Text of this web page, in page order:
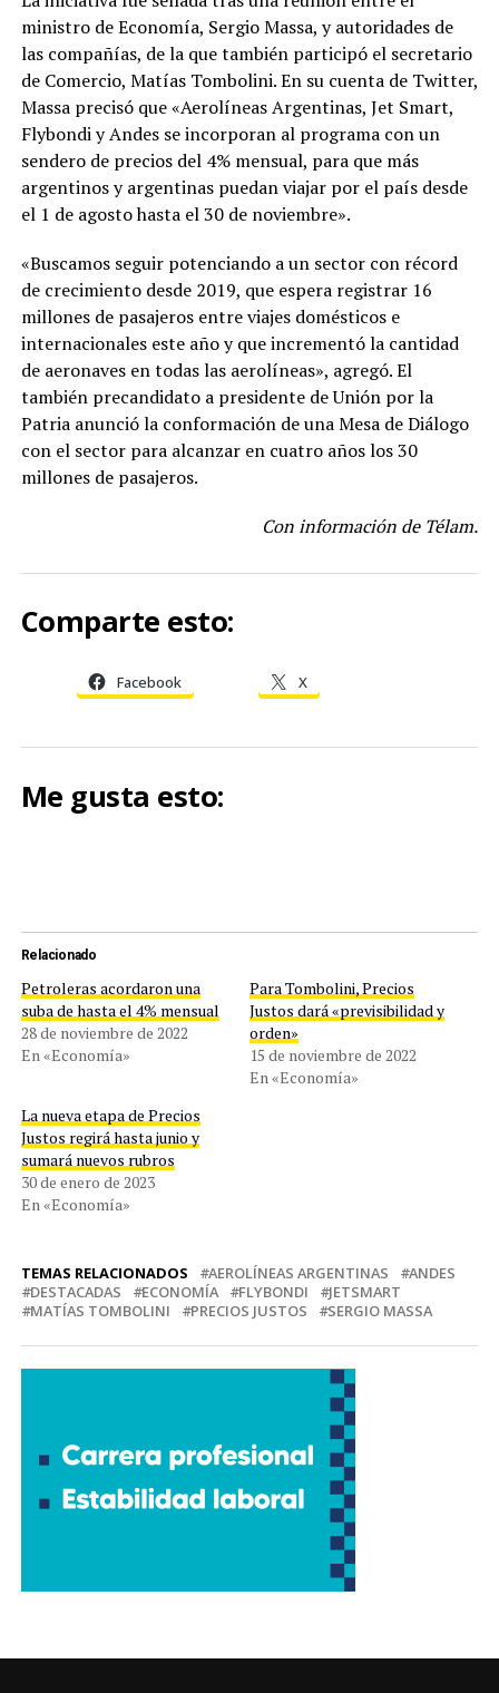
ministro de Economía, Sergio Massa, y autoridades de
las compañías, de la que también participó el secretario
de Comercio, Matías Tombolini. En su cuenta de Twitter,
Massa precisó que «Aerolíneas Argentinas, Jet Smart,
Flybondi y Andes se incorporan al programa con un
sendero de precios del 4% mensual, para que más
argentinos y argentinas puedan viajar por el país desde
el 1 de agosto hasta el 30 de noviembre».
«Buscamos seguir potenciando a un sector con récord
de crecimiento desde 2019, que espera registrar 16
millones de pasajeros entre viajes domésticos e
internacionales este año y que incrementó la cantidad
de aeronaves en todas las aerolíneas», agregó. El
también precandidato a presidente de Unión por la
Patria anunció la conformación de una Mesa de Diálogo
con el sector para alcanzar en cuatro años los 30
millones de pasajeros.
Con información de Télam.
Comparte esto:
Facebook X
Me gusta esto:
Relacionado
Petroleras acordaron una
suba de hasta el 4% mensual
28 de noviembre de 2022
En «Economía»
Para Tombolini, Precios
Justos dará «previsibilidad y
orden»
15 de noviembre de 2022
En «Economía»
La nueva etapa de Precios
Justos regirá hasta junio y
sumará nuevos rubros
30 de enero de 2023
En «Economía»
TEMAS RELACIONADOS AEROLÍNEAS ARGENTINAS
ANDES
DESTACADAS
ECONOMÍA FLYBONDI
JETSMART
MATÍAS TOMBOLINI
PRECIOS JUSTOS SERGIO MASSA